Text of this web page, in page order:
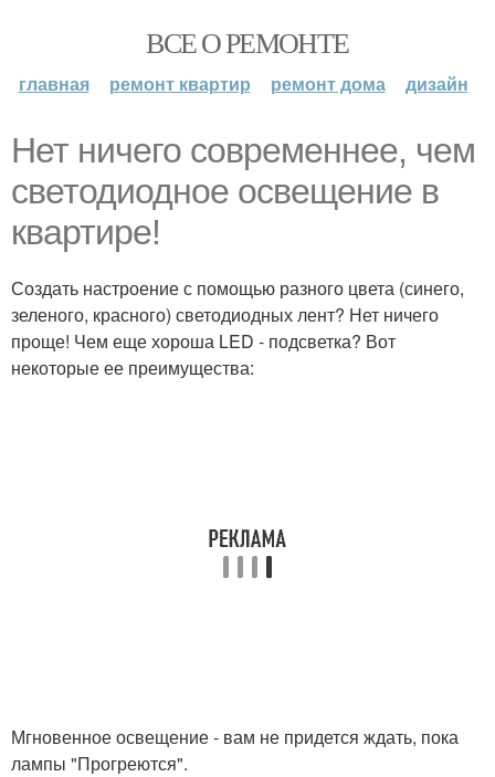
ВСЕ О РЕМОНТЕ
главная ремонт квартир ремонт дома дизайн
Нет ничего современнее, чем
светодиодное освещение в
квартире!
Создать настроение с помощью разного цвета (синего,
зеленого, красного) светодиодных лент? Нет ничего
проще! Чем еще хороша LED - подсветка? Вот
некоторые ее преимущества:
Мгновенное освещение - вам не придется ждать, пока
лампы "Прогреются".